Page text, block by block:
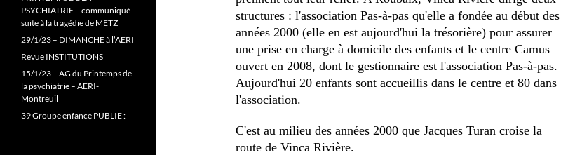
structures : l'association Pas-à-pas qu'elle a fondée au début des
années 2000 (elle en est aujourd'hui la trésorière) pour assurer
une prise en charge à domicile des enfants et le centre Camus
ouvert en 2008, dont le gestionnaire est l'association Pas-à-pas.
Aujourd'hui 20 enfants sont accueillis dans le centre et 80 dans
l'association.
C'est au milieu des années 2000 que Jacques Turan croise la
route de Vinca Rivière.
PSYCHIATRIE – communiqué
suite à la tragédie de METZ
29/1/23 – DIMANCHE à l’AERI
Revue INSTITUTIONS
15/1/23 – AG du Printemps de
la psychiatrie – AERI-
Montreuil
39 Groupe enfance PUBLIE :